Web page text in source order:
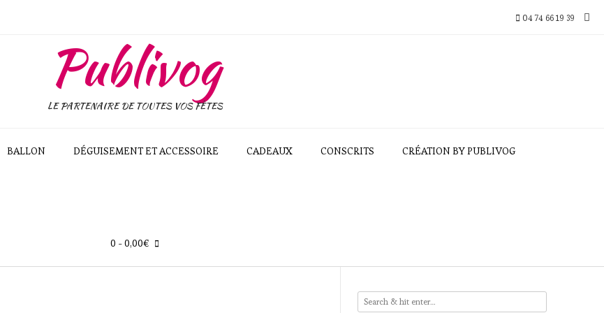
04 74 66 19 39
Publivog
LE PARTENAIRE DE TOUTES VOS FÊTES
BALLON DÉGUISEMENT ET ACCESSOIRE CADEAUX CONSCRITS CRÉATION BY PUBLIVOG
0 - 0,00€